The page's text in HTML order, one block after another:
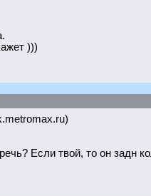
)))
Если твой, то он задн